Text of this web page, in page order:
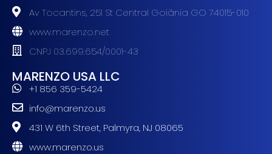
Av Tocantins, 251 St Central Goiânia GO 74015-010
www.marenzo.net
CNPJ 03.699.654/0001-43
MARENZO USA LLC
+1 856 359-5424
info@marenzo.us
431 W 6th Street, Palmyra, NJ 08065
www.marenzo.us